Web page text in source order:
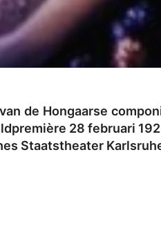
de Hongaarse
28 februari
Staatstheater